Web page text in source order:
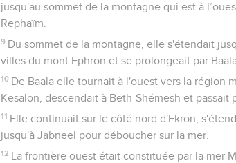
jusqu'au sommet de la montagne qui est à
Rephaïm.
9 Du sommet de la montagne, elle s'étendait
villes du mont Ephron et se prolongeait par
10 De Baala elle tournait à l'ouest vers la région
Kesalon, descendait à Beth-Shémesh et passait
11 Elle continuait sur le côté nord d'Ekron,
jusqu'à Jabneel pour déboucher sur la mer.
12 La frontière ouest était constituée par la mer